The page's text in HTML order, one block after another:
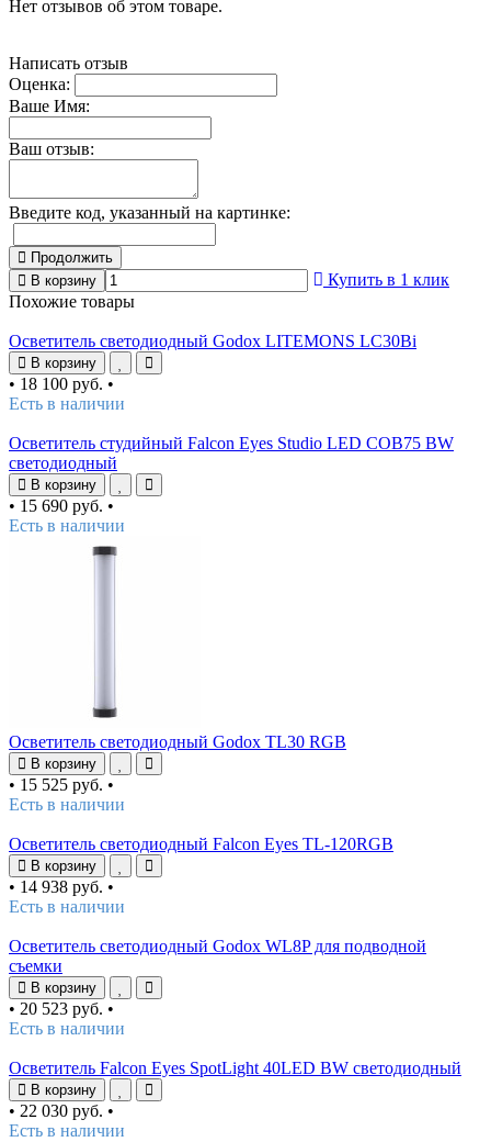
Нет отзывов об этом товаре.
Написать отзыв
Оценка:
Ваше Имя:
Ваш отзыв:
Введите код, указанный на картинке:
Продолжить
В корзину
Купить в 1 клик
Похожие товары
Осветитель светодиодный Godox LITEMONS LC30Bi
В корзину
• 18 100 руб. •
Есть в наличии
Осветитель студийный Falcon Eyes Studio LED COB75 BW
светодиодный
В корзину
• 15 690 руб. •
Есть в наличии
Осветитель светодиодный Godox TL30 RGB
В корзину
• 15 525 руб. •
Есть в наличии
Осветитель светодиодный Falcon Eyes TL-120RGB
В корзину
• 14 938 руб. •
Есть в наличии
Осветитель светодиодный Godox WL8P для подводной
съемки
В корзину
• 20 523 руб. •
Есть в наличии
Осветитель Falcon Eyes SpotLight 40LED BW светодиодный
В корзину
• 22 030 руб. •
Есть в наличии